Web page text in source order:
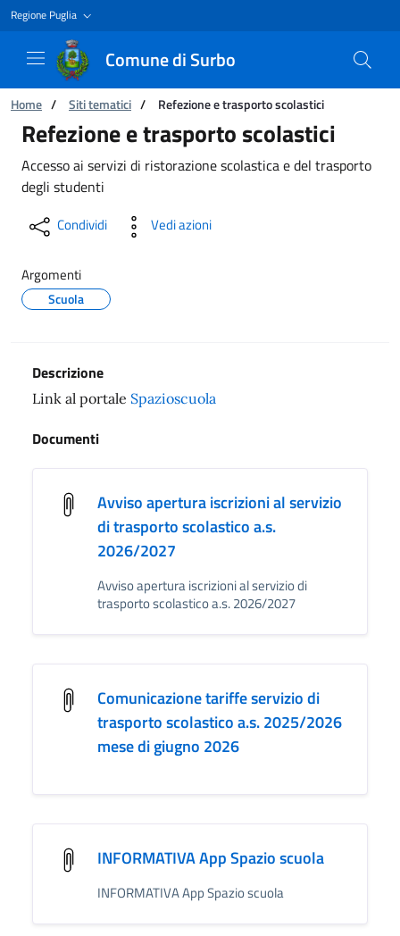
Regione Puglia
Comune di Surbo
Ti trovi in:
Home / Siti tematici / Refezione e trasporto scolastici
Refezione e trasporto scolastici
Refezione e trasporto scolastici
Accesso ai servizi di ristorazione scolastica e del trasporto
degli studenti
Condividi Vedi azioni
Argomenti
Scuola
Descrizione
Link al portale Spazioscuola
Documenti
Avviso apertura iscrizioni al servizio
di trasporto scolastico a.s.
2026/2027
Avviso apertura iscrizioni al servizio di
trasporto scolastico a.s. 2026/2027
Comunicazione tariffe servizio di
trasporto scolastico a.s. 2025/2026
mese di giugno 2026
INFORMATIVA App Spazio scuola
INFORMATIVA App Spazio scuola